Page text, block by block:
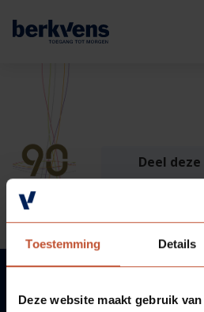
Toestemming Details
Deze website maakt gebruik
Terug
Deuren
Kozijnen
Hang- & sluitwerk
Diensten
Terug
Eengezinswoning
Meergezinswoning
Utiliteitsgebouw
Prefab woning
Terug
Aannemer
Architect
Projectontwikkelaar
Handelspartner
Terug
Inbraakwerend
Brandwerend
Geluidwerend
Rookwerend
Terug
mijndeur.nl
Webshop
Inspiratie
Verkooppunten
Terug
Organisatie
Duurzaamheid
GND Garantiedeuren
Deel deze